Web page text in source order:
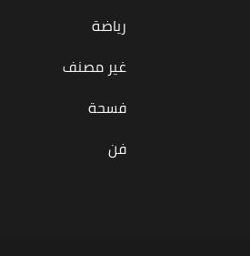
رياضة
غير مصنف
فسحة
فن